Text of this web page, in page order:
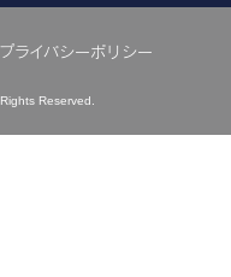
プライバシーポリシー
Reserved.